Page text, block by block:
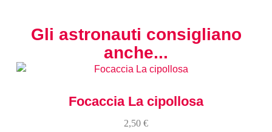
Gli astronauti consigliano
anche...
Focaccia La cipollosa
2,50 €